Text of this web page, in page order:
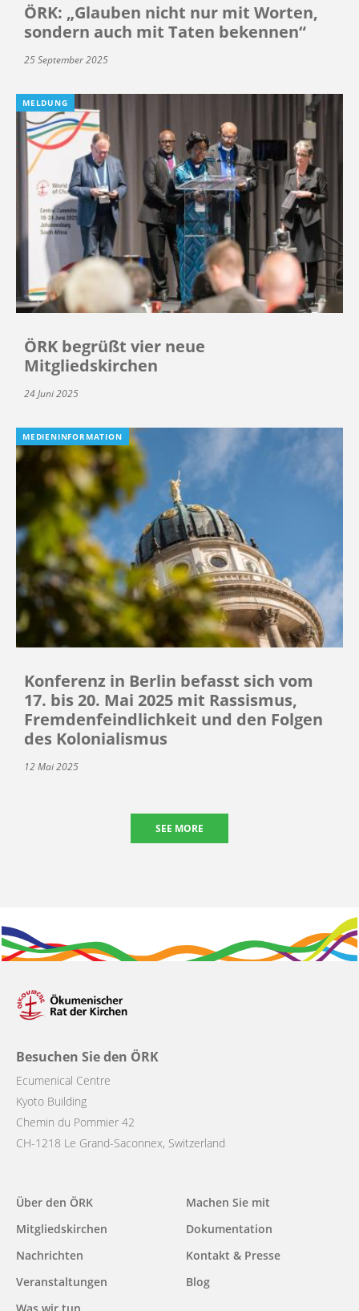
ÖRK: „Glauben nicht nur mit Worten,
sondern auch mit Taten bekennen“
25 September 2025
MELDUNG
ÖRK begrüßt vier neue
Mitgliedskirchen
24 Juni 2025
MEDIENINFORMATION
Konferenz in Berlin befasst sich vom
17. bis 20. Mai 2025 mit Rassismus,
Fremdenfeindlichkeit und den Folgen
des Kolonialismus
12 Mai 2025
SEE MORE
Besuchen Sie den ÖRK
Ecumenical Centre
Kyoto Building
Chemin du Pommier 42
CH-1218 Le Grand-Saconnex, Switzerland
Main
navigation
Über den ÖRK
Mitgliedskirchen
Nachrichten
Veranstaltungen
Machen Sie mit
Dokumentation
Kontakt & Presse
Blog